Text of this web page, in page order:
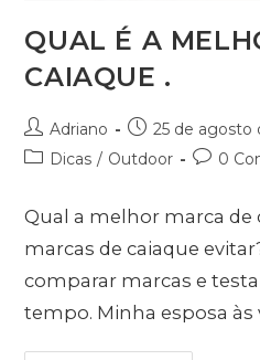
QUAL É A
CAIAQUE .
Adriano
25 de agosto
Dicas / Outdoor 0
Qual a melhor marca de
marcas de caiaque
comparar marcas e
tempo. Minha esposa às